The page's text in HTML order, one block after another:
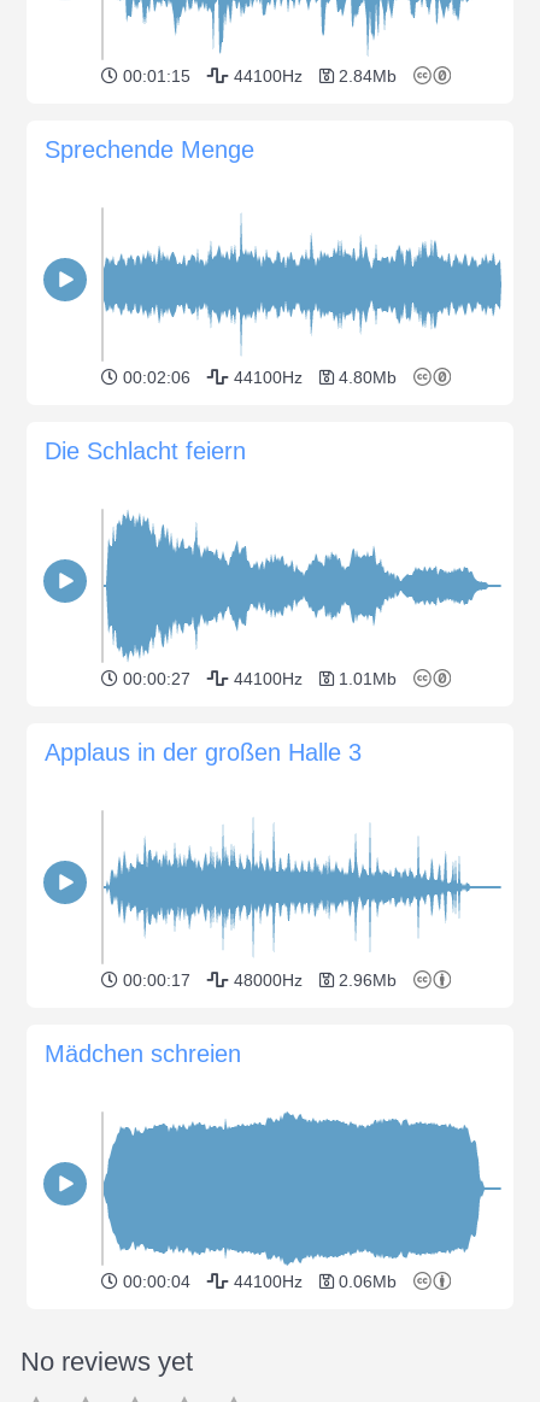
00:01:15 44100Hz 2.84Mb
Sprechende Menge
00:02:06 44100Hz 4.80Mb
Die Schlacht feiern
00:00:27 44100Hz 1.01Mb
Applaus in der großen Halle 3
00:00:17 48000Hz 2.96Mb
Mädchen schreien
00:00:04 44100Hz 0.06Mb
No reviews yet